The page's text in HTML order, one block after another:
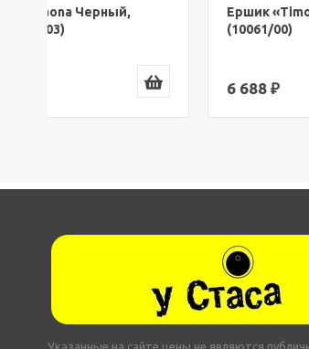
Ершик «Timo» Selene Chrome
Указанные на сайте цены не являются